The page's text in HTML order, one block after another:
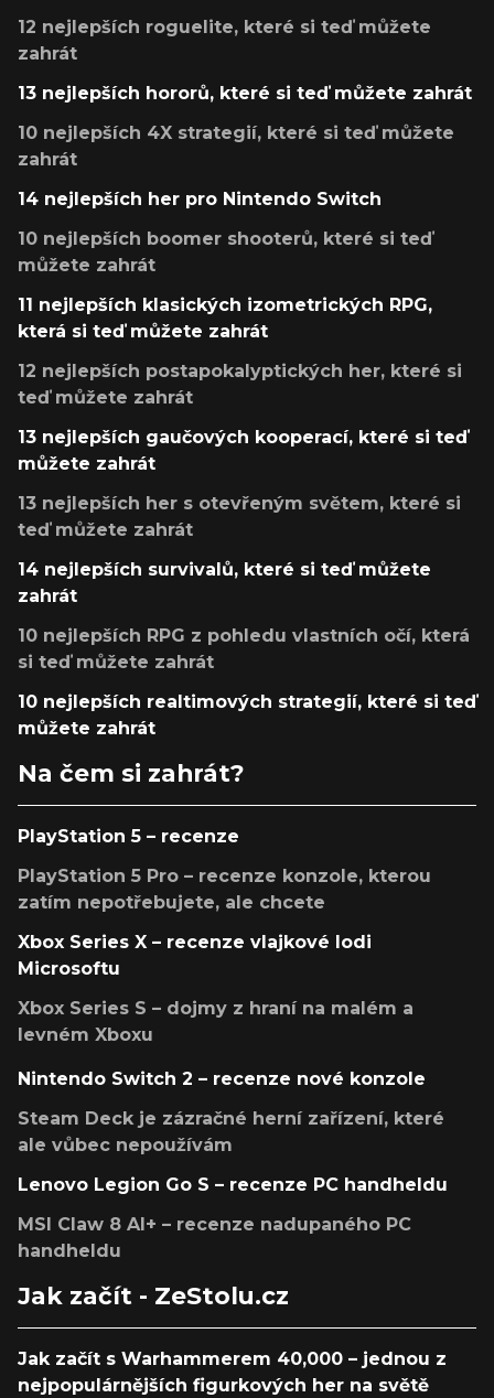
12 nejlepších roguelite, které si teď můžete
zahrát
13 nejlepších hororů, které si teď můžete zahrát
10 nejlepších 4X strategií, které si teď můžete
zahrát
14 nejlepších her pro Nintendo Switch
10 nejlepších boomer shooterů, které si teď
můžete zahrát
11 nejlepších klasických izometrických RPG,
která si teď můžete zahrát
12 nejlepších postapokalyptických her, které si
teď můžete zahrát
13 nejlepších gaučových kooperací, které si teď
můžete zahrát
13 nejlepších her s otevřeným světem, které si
teď můžete zahrát
14 nejlepších survivalů, které si teď můžete
zahrát
10 nejlepších RPG z pohledu vlastních očí, která
si teď můžete zahrát
10 nejlepších realtimových strategií, které si teď
můžete zahrát
Na čem si zahrát?
PlayStation 5 – recenze
PlayStation 5 Pro – recenze konzole, kterou
zatím nepotřebujete, ale chcete
Xbox Series X – recenze vlajkové lodi
Microsoftu
Xbox Series S – dojmy z hraní na malém a
levném Xboxu
Nintendo Switch 2 – recenze nové konzole
Steam Deck je zázračné herní zařízení, které
ale vůbec nepoužívám
Lenovo Legion Go S – recenze PC handheldu
MSI Claw 8 AI+ – recenze nadupaného PC
handheldu
Jak začít - ZeStolu.cz
Jak začít s Warhammerem 40,000 – jednou z
nejpopulárnějších figurkových her na světě